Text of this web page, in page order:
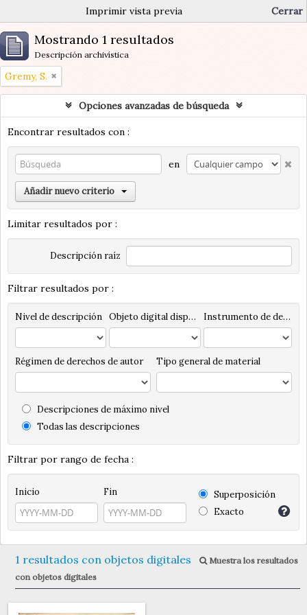
Imprimir vista previa Cerrar
Mostrando 1 resultados
Descripción archivística
Gremy, S.
Opciones avanzadas de búsqueda
Encontrar resultados con :
en
Añadir nuevo criterio
Limitar resultados por :
Descripción raíz
Filtrar resultados por :
Nivel de descripción Objeto digital disponibles Instrumento de descripción
Régimen de derechos de autor Tipo general de material
Descripciones de máximo nivel
Todas las descripciones
Filtrar por rango de fecha :
Inicio Fin
Superposición
Exacto
1 resultados con objetos digitales
Muestra los resultados
con objetos digitales